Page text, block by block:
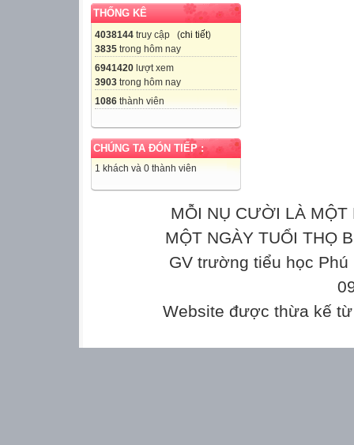
THỐNG KÊ
4038144 truy cập (chi tiết)
3835 trong hôm nay
6941420 lượt xem
3903 trong hôm nay
1086 thành viên
CHÚNG TA ĐÓN TIẾP :
1 khách và 0 thành viên
MỖI NỤ CƯỜI LÀ MỘT
MỘT NGÀY TUỔI THỌ
GV trường tiểu học
Website được thừa kế